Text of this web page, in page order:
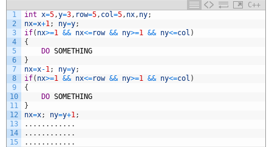
C++
1
2
3
4
5
6
7
8
9
10
11
12
13
14
15
int x=5,y=3, row=5, col=5, nx, ny;
nx=x+1; ny=y;
if( nx>=1 && nx<=row && ny>=1 && ny<=col )
{
DO SOMETHING
}
nx=x-1; ny=y;
if( nx>=1 && nx<=row && ny>=1 && ny<=col )
{
DO SOMETHING
}
nx=x; ny=y+1;
. . . . . . . . . . . .
. . . . . . . . . . . .
. . . . . . . . . . . .